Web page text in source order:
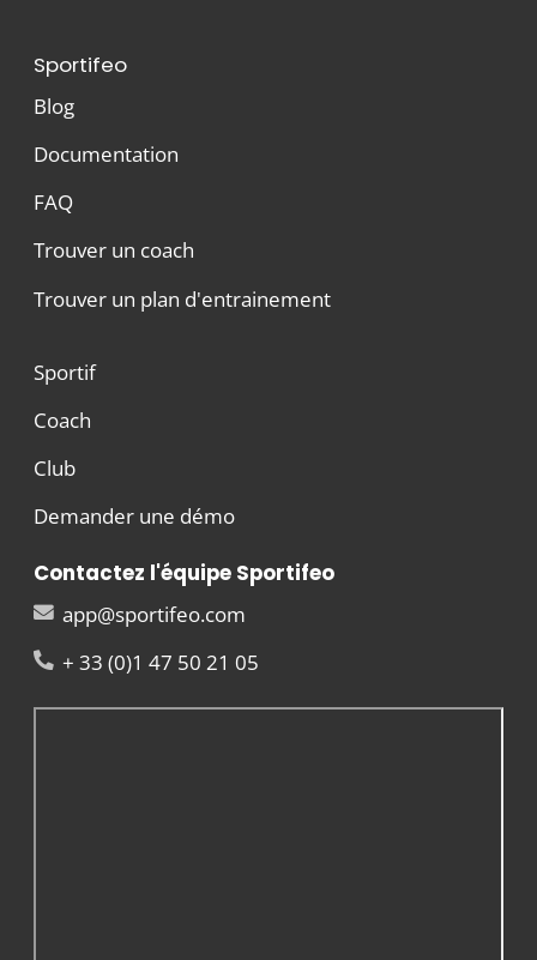
Sportifeo
Blog
Documentation
FAQ
Trouver un coach
Trouver un plan d'entrainement
Sportif
Coach
Club
Demander une démo
Contactez l'équipe Sportifeo
app@sportifeo.com
+ 33 (0)1 47 50 21 05